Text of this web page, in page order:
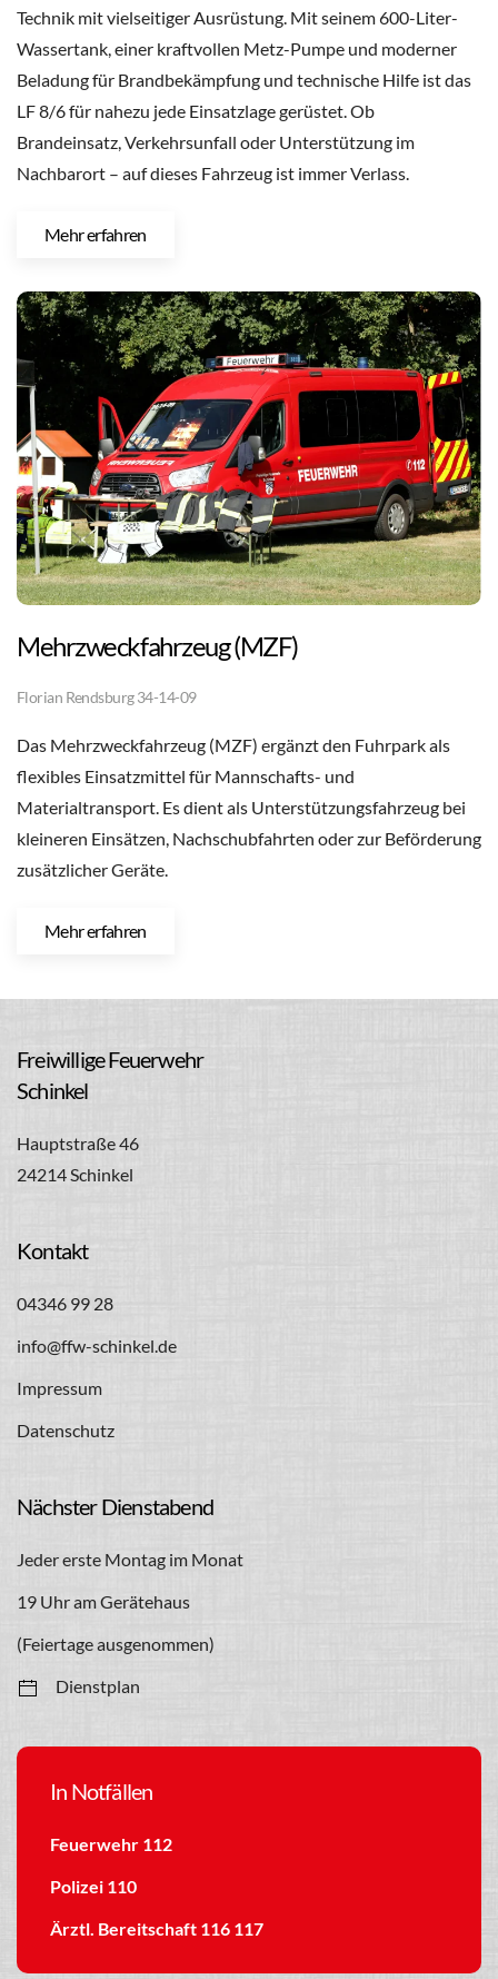
Technik mit vielseitiger Ausrüstung. Mit seinem 600-Liter-
Wassertank, einer kraftvollen Metz-Pumpe und moderner
Beladung für Brandbekämpfung und technische Hilfe ist das
LF 8/6 für nahezu jede Einsatzlage gerüstet. Ob
Brandeinsatz, Verkehrsunfall oder Unterstützung im
Nachbarort – auf dieses Fahrzeug ist immer Verlass.
Mehr erfahren
Mehrzweckfahrzeug (MZF)
Florian Rendsburg 34-14-09
Das Mehrzweckfahrzeug (MZF) ergänzt den Fuhrpark als
flexibles Einsatzmittel für Mannschafts- und
Materialtransport. Es dient als Unterstützungsfahrzeug bei
kleineren Einsätzen, Nachschubfahrten oder zur Beförderung
zusätzlicher Geräte.
Mehr erfahren
Freiwillige Feuerwehr
Schinkel
Hauptstraße 46
24214 Schinkel
Kontakt
04346 99 28
info@ffw-schinkel.de
Impressum
Datenschutz
Nächster Dienstabend
Jeder erste Montag im Monat
19 Uhr am Gerätehaus
(Feiertage ausgenommen)
Dienstplan
In Notfällen
Feuerwehr 112
Polizei 110
Ärztl. Bereitschaft 116 117